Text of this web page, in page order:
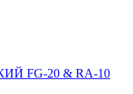
FG-20 & RA-10